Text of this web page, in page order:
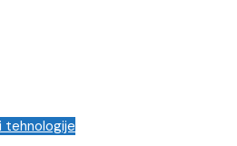
tehnologije